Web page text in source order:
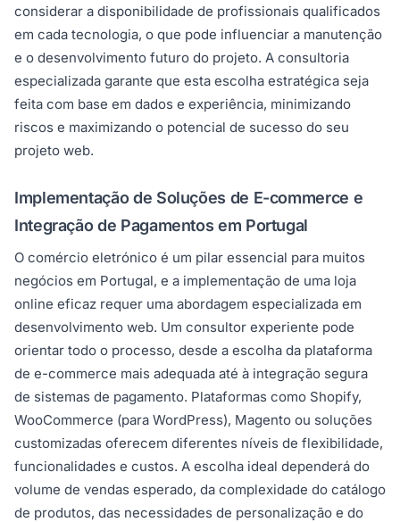
considerar a disponibilidade de profissionais qualificados
em cada tecnologia, o que pode influenciar a manutenção
e o desenvolvimento futuro do projeto. A consultoria
especializada garante que esta escolha estratégica seja
feita com base em dados e experiência, minimizando
riscos e maximizando o potencial de sucesso do seu
projeto web.
Implementação de Soluções de E-commerce e
Integração de Pagamentos em Portugal
O comércio eletrónico é um pilar essencial para muitos
negócios em Portugal, e a implementação de uma loja
online eficaz requer uma abordagem especializada em
desenvolvimento web. Um consultor experiente pode
orientar todo o processo, desde a escolha da plataforma
de e-commerce mais adequada até à integração segura
de sistemas de pagamento. Plataformas como Shopify,
WooCommerce (para WordPress), Magento ou soluções
customizadas oferecem diferentes níveis de flexibilidade,
funcionalidades e custos. A escolha ideal dependerá do
volume de vendas esperado, da complexidade do catálogo
de produtos, das necessidades de personalização e do